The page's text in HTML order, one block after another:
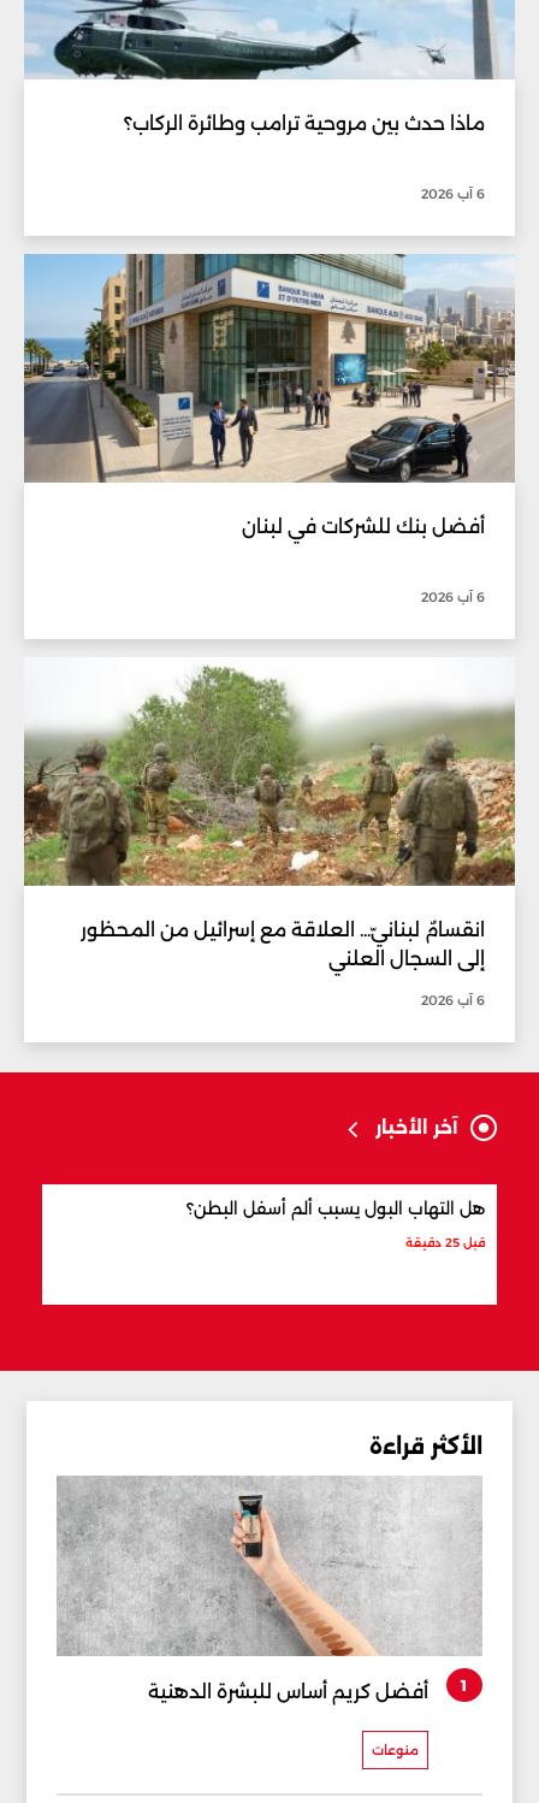
ماذا حدث بين مروحية ترامب وطائرة الركاب؟
6 آب 2026
أفضل بنك للشركات في لبنان
6 آب 2026
انقسامٌ لبنانيّ... العلاقة مع إسرائيل من المحظور
إلى السجال العلني
6 آب 2026
آخر الأخبار
هل التهاب البول يسبب ألم أسفل البطن؟
قبل 25 دقيقة
الأكثر قراءة
1 أفضل كريم أساس للبشرة الدهنية
منوعات